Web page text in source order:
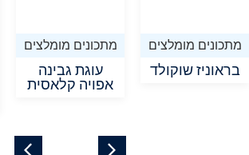
מתכונים מומלצים
בראוניז שוקולד
מתכונים מומלצים
עוגת גבינה
אפויה קלאסית